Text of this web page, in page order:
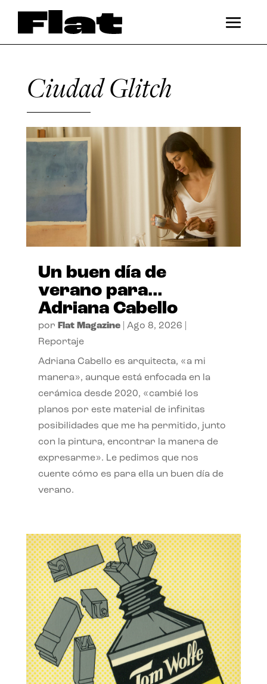
Ciudad Glitch
Un buen día de
verano para…
Adriana Cabello
por Flat Magazine| Ago 8, 2026
Reportaje
Adriana Cabello es arquitecta, «a mi
manera», aunque está enfocada en la
cerámica desde 2020, «cambié los
planos por este material de infinitas
posibilidades que me ha permitido, junto
con la pintura, encontrar la manera de
expresarme». Le pedimos que nos
cuente cómo es para ella un buen día de
verano.